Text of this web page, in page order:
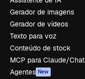
Gerador de imagens
Gerador de vídeos
Texto para voz
Conteúdo de stock
MCP para Claude/
Agentes New